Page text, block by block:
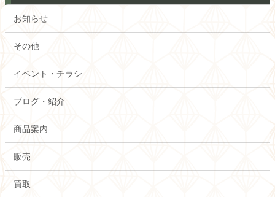
お知らせ
その他
イベント・チラシ
ブログ・紹介
商品案内
販売
買取